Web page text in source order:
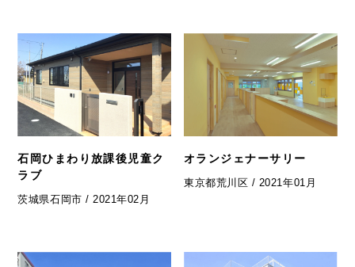
石岡ひまわり放課後児童ク
ラブ
茨城県石岡市 / 2021年02月
オランジェナーサリー
東京都荒川区 / 2021年01月